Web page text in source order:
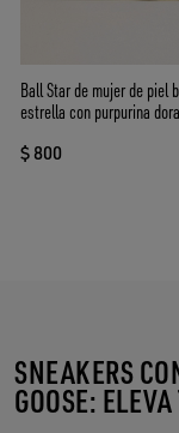
Ball Star de mujer de piel
estrella con purpurina
$ 800
SNEAKERS
GOOSE: